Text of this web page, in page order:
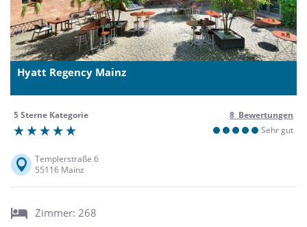
Hyatt Regency Mainz
5 Sterne Kategorie
8 Bewertungen
Sehr gut
Templerstraße 6
55116 Mainz
Zimmer: 268